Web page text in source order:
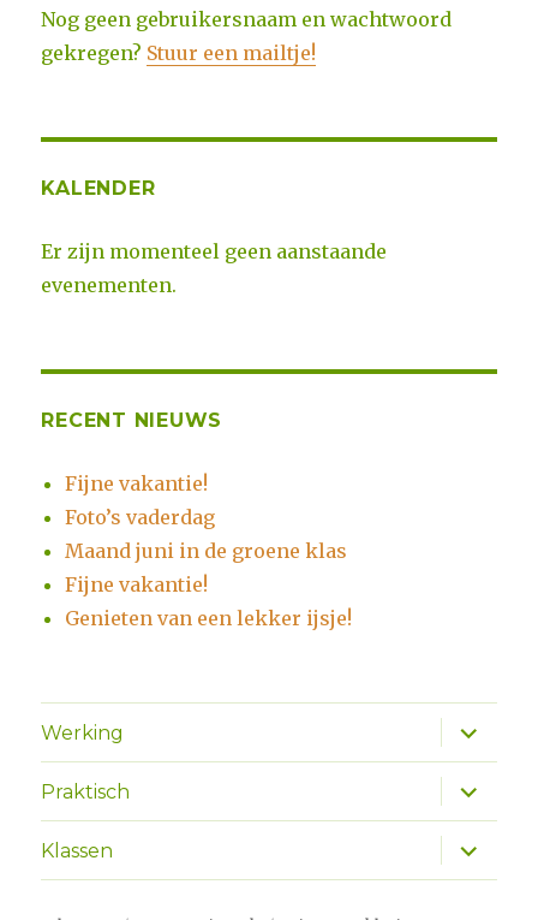
Nog geen gebruikersnaam en wachtwoord
gekregen? Stuur een mailtje!
KALENDER
Er zijn momenteel geen aanstaande
evenementen.
RECENT NIEUWS
Fijne vakantie!
Foto’s vaderdag
Maand juni in de groene klas
Fijne vakantie!
Genieten van een lekker ijsje!
Werking
Alles
Praktisch
Alles
Klassen
Alles